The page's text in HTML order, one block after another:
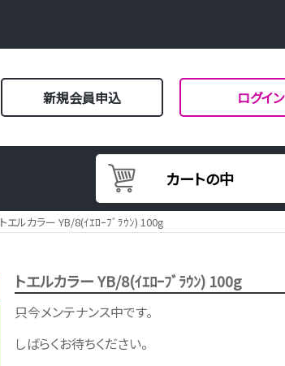
新規会員申込 ログイン
カートの中
トエルカラー YB/8(ｲｴﾛｰﾌﾞﾗｳﾝ) 100g
トエルカラー YB/8(ｲｴﾛｰﾌﾞﾗｳﾝ) 100g
只今メンテナンス中です。
しばらくお待ちください。